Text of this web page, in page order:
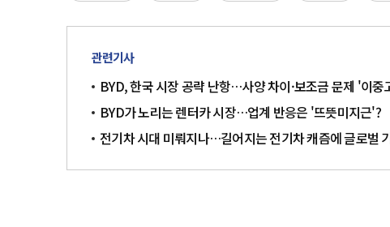
관련기사
BYD, 한국 시장 공략 난항…사양 차이·보조금 문제 '이중
BYD가 노리는 렌터카 시장…업계 반응은 '뜨뜻미지근'?
전기차 시대 미뤄지나…길어지는 전기차 캐즘에 글로벌